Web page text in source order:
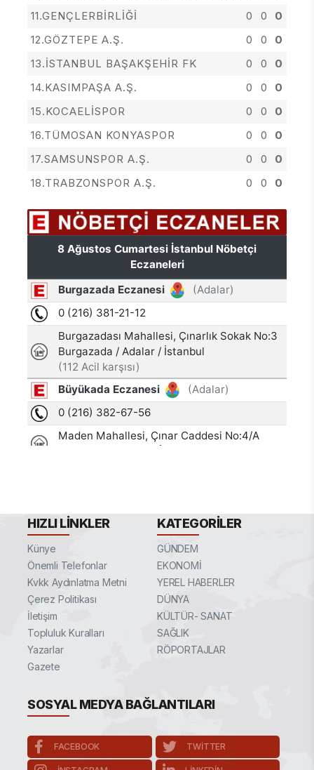
11.GENÇLERBİRLİĞİ
0 0
0
12.GÖZTEPE A.Ş.
0 0
0
13.İSTANBUL BAŞAKŞEHİR FK
0 0
0
14.KASIMPAŞA A.Ş.
0 0
0
15.KOCAELİSPOR
0 0
0
16.TÜMOSAN KONYASPOR
0 0
0
17.SAMSUNSPOR A.Ş.
0 0
0
18.TRABZONSPOR A.Ş.
0 0 0
HIZLI LINKLER
Künye
Önemli Telefonlar
Kvkk Aydınlatma Metni
Çerez Politikası
İletişim
Topluluk Kuralları
Yazarlar
Gazete
KATEGORILER
GÜNDEM
EKONOMİ
YEREL HABERLER
DÜNYA
KÜLTÜR- SANAT
SAĞLIK
RÖPORTAJLAR
SOSYAL MEDYA BAĞLANTILARI
FACEBOOK TWITTER